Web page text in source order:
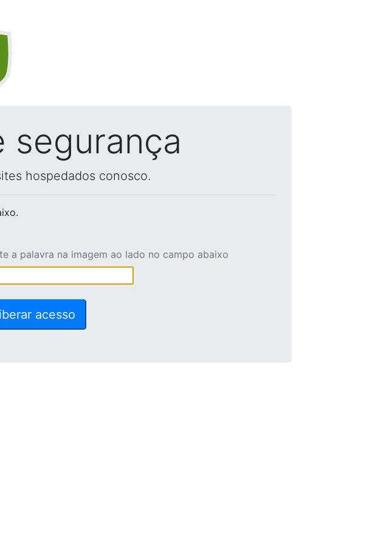
segurança
hospedados conosco.
a palavra na imagem ao lado no campo abaixo